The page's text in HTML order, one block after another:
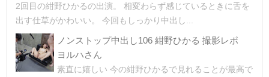
2回目の紺野ひかるの出演。 相変わらず感じているときに舌を
出す仕草がかわいい。 今回もしっかり中出し...
ノンストップ中出し106 紺野ひかる 撮影レポ
ヨルハさん
素直に嬉しい 今の紺野ひかるで見れることが最高で